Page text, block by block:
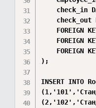
check_in
check_out
FOREIGN
FOREIGN
FOREIGN
);
INSERT INTO